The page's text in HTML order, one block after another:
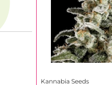
Wenn duKannabia
sondern Sorten,
verlässlichem
gesetzt,
auf das, was
reproduzierbare
Auf der Seite von
Kannabia Seeds